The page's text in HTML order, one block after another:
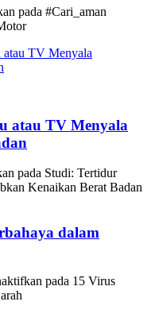
pada #Cari_aman
atau TV Menyala
pada Studi: Tertidur
Kenaikan Berat Badan
dalam
pada 15 Virus